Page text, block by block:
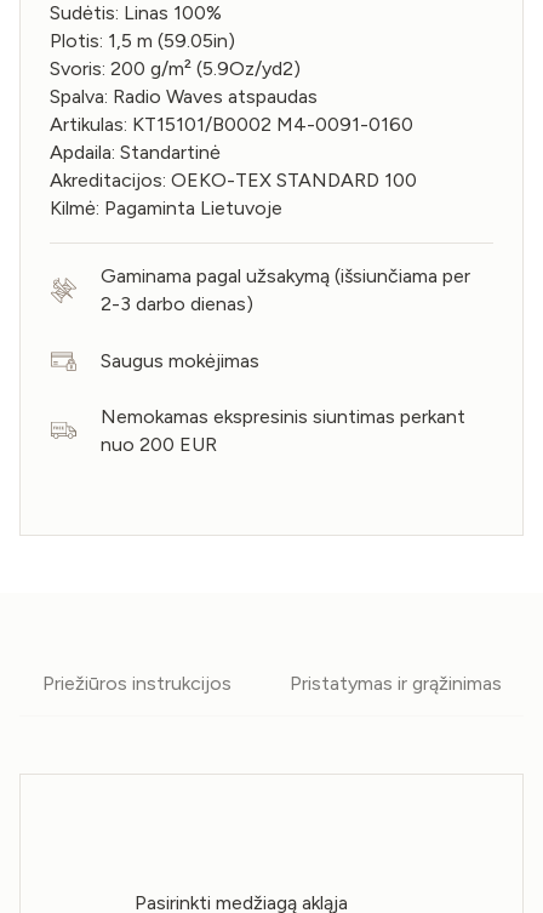
Sudėtis: Linas 100%
Plotis: 1,5 m (59.05in)
Svoris: 200 g/m² (5.9Oz/yd2)
Spalva: Radio Waves atspaudas
Artikulas: KT15101/B0002 M4-0091-0160
Apdaila: Standartinė
Akreditacijos: OEKO-TEX STANDARD 100
Kilmė: Pagaminta Lietuvoje
Gaminama pagal užsakymą (išsiunčiama per
2-3 darbo dienas)
Saugus mokėjimas
Nemokamas ekspresinis siuntimas perkant
nuo 200 EUR
Priežiūros instrukcijos Pristatymas ir grąžinimas
Pasirinkti medžiagą akląja